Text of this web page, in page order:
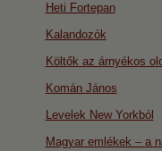
Heti Fortepan
Kalandozók
Költők az árnyékos
Komán János
Levelek New Yorkból
Magyar emlékek – a